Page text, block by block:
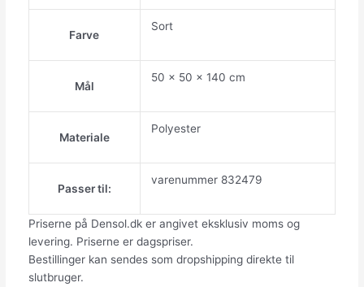
Farve
Sort
Mål
50 x 50 x 140 cm
Materiale
Polyester
Passer til:
varenummer 832479
Priserne på Densol.dk er angivet eksklusiv moms og
levering. Priserne er dagspriser.
Bestillinger kan sendes som dropshipping direkte til
slutbruger.